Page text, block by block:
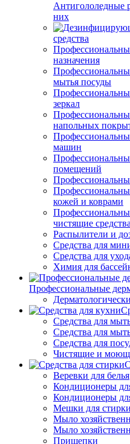
Антигололедные
них
средства
назначения
мытья посуды
зеркал
напольных
машин
помещений
кожей и коврами
чистящие средства
Распылители и
Средства для
Средства для
Химия для
Профессиональные
Средства для
Средства для
Средства для
Чистящие и
Веревки для белья
Кондиционеры
Кондиционеры
Мешки для стирки
Мыло
Мыло
Прищепки